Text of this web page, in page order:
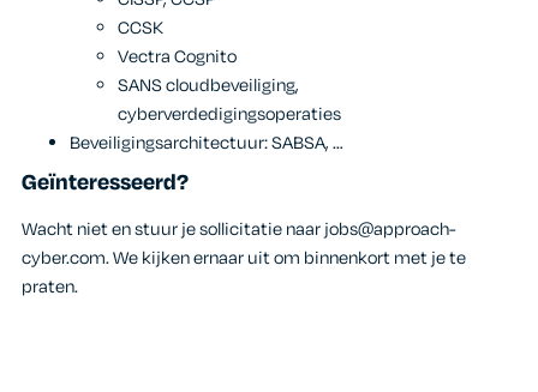
CCSK
Vectra Cognito
SANS cloudbeveiliging,
cyberverdedigingsoperaties
Beveiligingsarchitectuur: SABSA, …
Geïnteresseerd?
Wacht niet en stuur je sollicitatie naar jobs@approach-
cyber.com. We kijken ernaar uit om binnenkort met je te
praten.